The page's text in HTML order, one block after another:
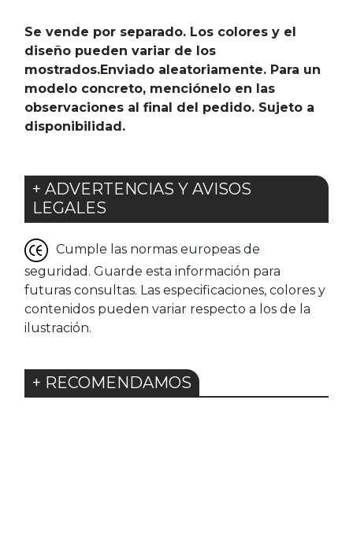
Se vende por separado. Los colores y el
diseño pueden variar de los
mostrados.Enviado aleatoriamente. Para un
modelo concreto, menciónelo en las
observaciones al final del pedido. Sujeto a
disponibilidad.
+ ADVERTENCIAS Y AVISOS
LEGALES
Cumple las normas europeas de
seguridad. Guarde esta información para
futuras consultas. Las especificaciones, colores y
contenidos pueden variar respecto a los de la
ilustración.
+ RECOMENDAMOS